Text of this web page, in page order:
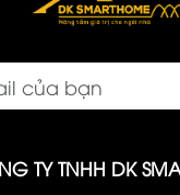
TY TNHH DK